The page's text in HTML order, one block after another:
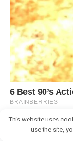
This website uses
use the site,